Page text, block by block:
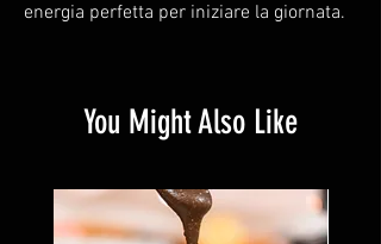
energia perfetta per iniziare la giornata.
You Might Also Like